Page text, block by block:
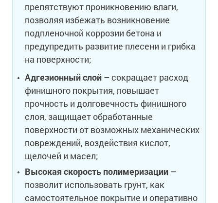
препятствуют проникновению влаги,
позволяя избежать возникновение
подпленочной коррозии бетона и
предупредить развитие плесени и грибка
на поверхности;
Адгезионный слой – сокращает расход
финишного покрытия, повышает
прочность и долговечность финишного
слоя, защищает обработанные
поверхности от возможных механических
повреждений, воздействия кислот,
щелочей и масел;
Высокая скорость полимеризации –
позволит использовать грунт, как
самостоятельное покрытие и оперативно